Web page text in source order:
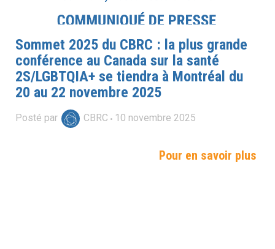
Sommet 2025 du CBRC : la plus grande
conférence au Canada sur la santé
2S/LGBTQIA+ se tiendra à Montréal du
20 au 22 novembre 2025
Posté par CBRC 10 novembre 2025
Pour en savoir plus